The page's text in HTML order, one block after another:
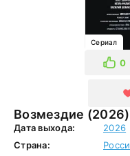
Сериал
0
Дата выхода:
2026
Страна: